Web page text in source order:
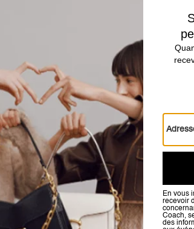
Mila Crossbody Bag With Signature Canvas
Avis
5.0 Étoiles Avis